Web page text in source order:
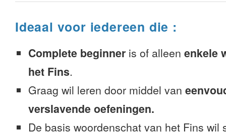
Ideaal voor iedereen die :
Complete beginner is of alleen enkele
het Fins.
Graag wil leren door middel van
verslavende oefeningen.
De basis woordenschat van het Fins wil